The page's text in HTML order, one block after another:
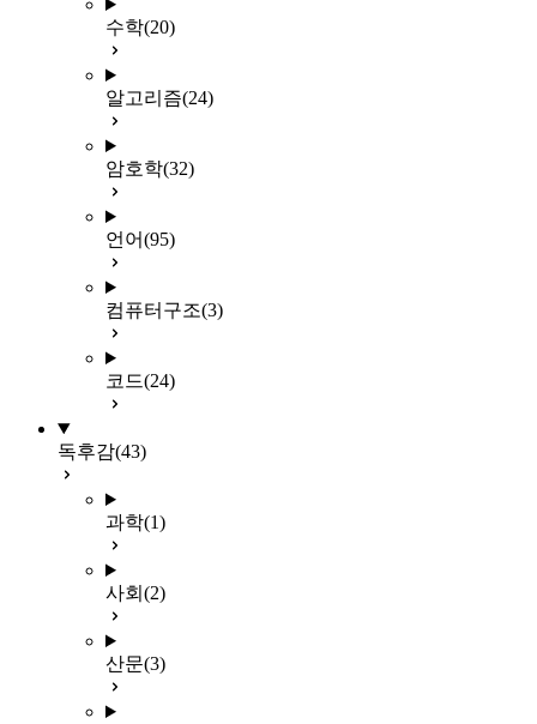
수학(20)
알고리즘(24)
암호학(32)
언어(95)
컴퓨터구조(3)
코드(24)
독후감(43)
과학(1)
사회 (2)
산문(3)